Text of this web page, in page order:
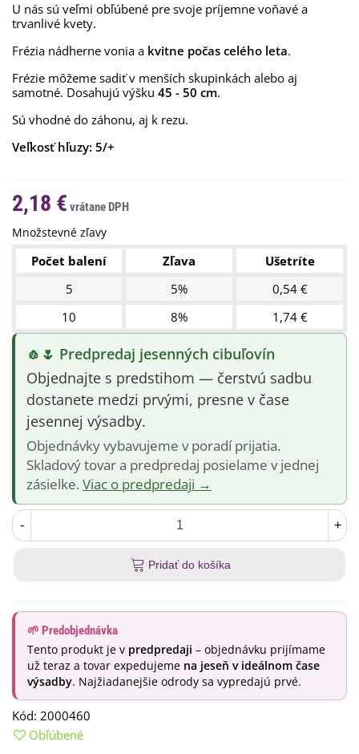
U nás sú veľmi obľúbené pre svoje príjemne voňavé a
trvanlivé kvety.
Frézia nádherne vonia a kvitne počas celého leta.
Frézie môžeme sadiť v menších skupinkách alebo aj
samotné. Dosahujú výšku 45 - 50 cm.
Sú vhodné do záhonu, aj k rezu.
Veľkosť hľuzy: 5/+
2,18 €
Množstevné zľavy
Počet balení Zľava
Ušetríte
5
5%
0,54 €
10
8% 1,74 €
🧄🌷 Predpredaj jesenných cibuľovín
Objednajte s predstihom — čerstvú sadbu
dostanete medzi prvými, presne v čase
jesennej výsadby.
Objednávky vybavujeme v poradí prijatia.
Skladový tovar a predpredaj posielame v jednej
zásielke. Viac o predpredaji →
- +
Pridať do košíka
🌱 Predobjednávka
Tento produkt je v predpredaji – objednávku prijímame
už teraz a tovar expedujeme na jeseň v ideálnom čase
výsadby. Najžiadanejšie odrody sa vypredajú prvé.
Kód: 2000460
Obľúbené